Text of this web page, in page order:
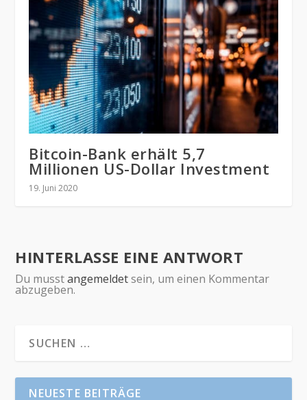
Bitcoin-Bank erhält 5,7
Millionen US-Dollar Investment
19. Juni 2020
HINTERLASSE EINE ANTWORT
Du musstangemeldetsein, um einen Kommentar
abzugeben.
NEUESTE BEITRÄGE